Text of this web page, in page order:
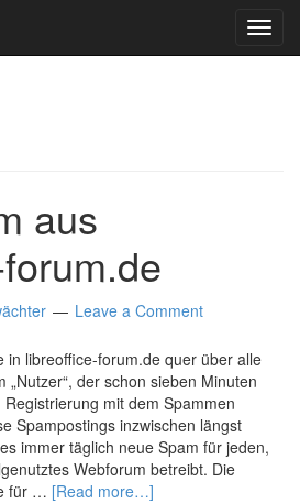
aus
Leave a Comment
in libreoffice-forum.de quer über alle
„Nutzer“, der schon sieben Minuten
mit dem Spammen
Spampostings inzwischen längst
immer täglich neue Spam für jeden,
Webforum betreibt. Die
für … [Read more…]